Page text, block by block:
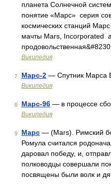
планета Солнечной
понятие «Марс» серия
космических станций
мачты Mars, Incorporated
Википедия
7 Марс-2 — Спутник Марса
Википедия
8 Марс-96 — в процессе
Википедия
9 Марс — (Mars). Римский
Ромула считался
даровал победу, и,
полководцы совершали
посвящены были волк и